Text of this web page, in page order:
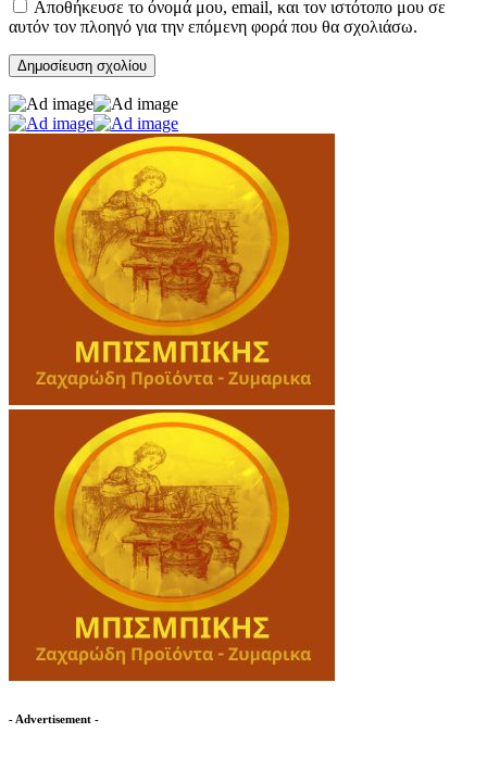
Αποθήκευσε το όνομά μου, email, και τον ιστότοπο μου σε
αυτόν τον πλοηγό για την επόμενη φορά που θα σχολιάσω.
- Advertisement -